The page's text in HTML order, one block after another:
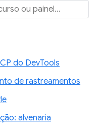
do DevTools
de rastreamentos
alvenaria